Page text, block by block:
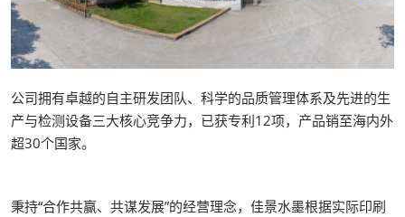
公司拥有卓越的自主研发团队、科学的品质管理体系及先进的生
产与检测设备三大核心竞争力，已获专利12项，产品销至海内外
超30个国家。
秉持“合作共赢、共谋发展”的经营理念，佳景水墨根据实际印刷